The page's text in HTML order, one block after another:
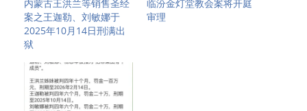
内蒙古王洪兰等销售圣经
案之王迦勒、刘敏娜于
2025年10月14日刑满出
狱
临汾金灯堂教会案将开庭
审理